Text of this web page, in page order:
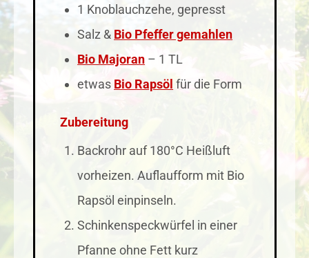
1 Knoblauchzehe, gepresst
Salz & Bio Pfeffer gemahlen
Bio Majoran – 1 TL
etwas Bio Rapsöl für die Form
Zubereitung
Backrohr auf 180°C Heißluft
vorheizen. Auflaufform mit Bio
Rapsöl einpinseln.
Schinkenspeckwürfel in einer
Pfanne ohne Fett kurz